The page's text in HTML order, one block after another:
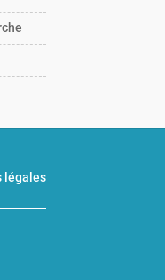
légales